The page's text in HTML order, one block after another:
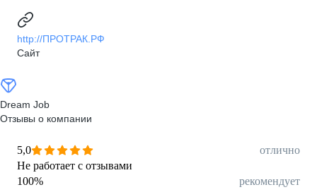
http://ПРОТРАК.РФ
Сайт
Dream Job
Отзывы о компании
5,0
отлично
Не работает с отзывами
100% рекомендует